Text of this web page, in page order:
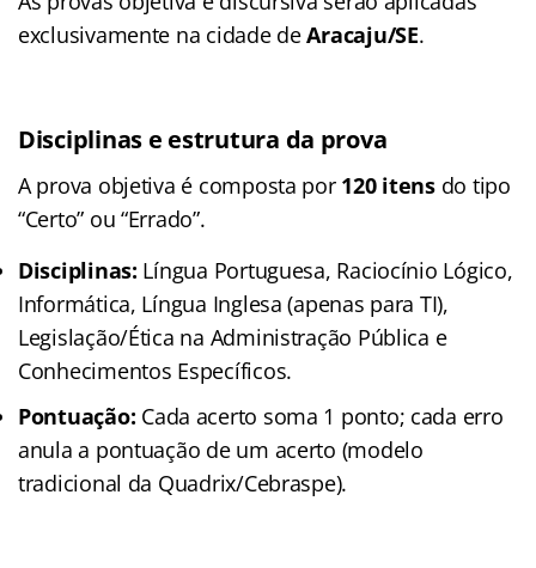
exclusivamente na cidade deAracaju/SE.
Disciplinas e estrutura da prova
A prova objetiva é composta por 120 itensdo tipo
“Certo” ou “Errado”.
Disciplinas: Língua Portuguesa, Raciocínio Lógico,
Informática, Língua Inglesa (apenas para TI),
Legislação/Ética na Administração Pública e
Conhecimentos Específicos.
Pontuação: Cada acerto soma 1 ponto; cada erro
anula a pontuação de um acerto (modelo
tradicional da Quadrix/Cebraspe).